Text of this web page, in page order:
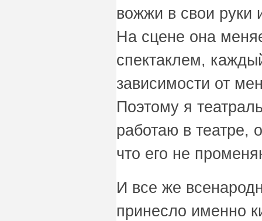
вожжи в свои руки
На сцене она
спектаклем,
зависимости от
Поэтому я
работаю в театре,
что его не
И все же
принесло именно